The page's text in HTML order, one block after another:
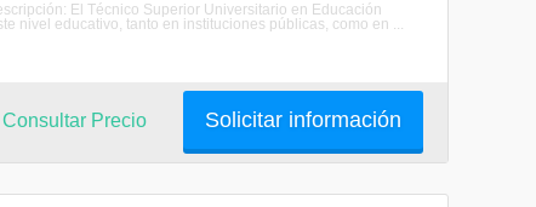
El Técnico Superior Universitario en Educación
nivel educativo, tanto en instituciones públicas, como en ...
Solicitar información
Consultar Precio